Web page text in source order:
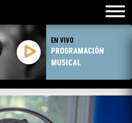
EN VIVO
PROGRAMACIÓN
MUSICAL